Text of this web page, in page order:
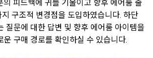
의 피드백에 귀를 기울이고 향후 에어룸 출
구조적 변경점을 도입하였습니다. 하단
질문에 대한 답변 및 향후 에어룸 아이템을
운 구매 경로를 확인하실 수 있습니다.